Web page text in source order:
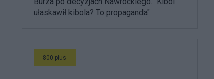
ułaskawił kibola? To propaganda"
800 plus